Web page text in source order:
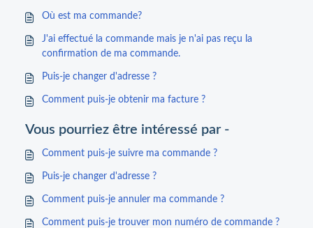
Où est ma commande?
J'ai effectué la commande mais je n'ai pas reçu la
confirmation de ma commande.
Puis-je changer d'adresse ?
Comment puis-je obtenir ma facture ?
Vous pourriez être intéressé par -
Comment puis-je suivre ma commande ?
Puis-je changer d'adresse ?
Comment puis-je annuler ma commande ?
Comment puis-je trouver mon numéro de commande ?